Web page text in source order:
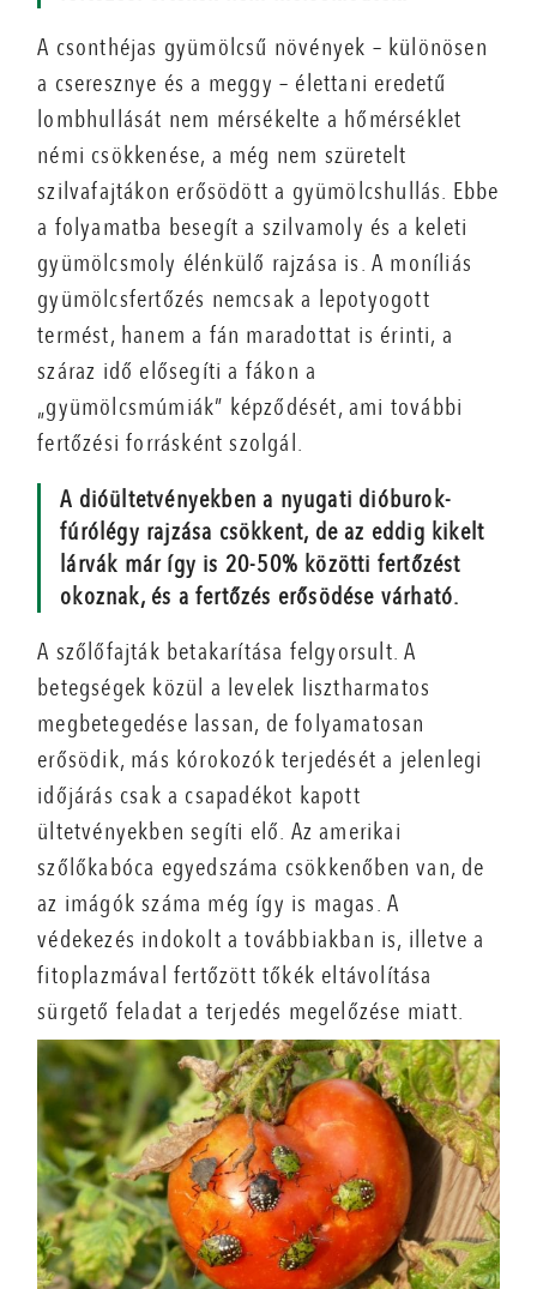
A csonthéjas gyümölcsű növények – különösen
a cseresznye és a meggy – élettani eredetű
lombhullását nem mérsékelte a hőmérséklet
némi csökkenése, a még nem szüretelt
szilvafajtákon erősödött a gyümölcshullás. Ebbe
a folyamatba besegít a szilvamoly és a keleti
gyümölcsmoly élénkülő rajzása is. A moníliás
gyümölcsfertőzés nemcsak a lepotyogott
termést, hanem a fán maradottat is érinti, a
száraz idő elősegíti a fákon a
„gyümölcsmúmiák” képződését, ami további
fertőzési forrásként szolgál.
A dióültetvényekben a nyugati dióburok-
fúrólégy rajzása csökkent, de az eddig kikelt
lárvák már így is 20-50% közötti fertőzést
okoznak, és a fertőzés erősödése várható.
A szőlőfajták betakarítása felgyorsult. A
betegségek közül a levelek lisztharmatos
megbetegedése lassan, de folyamatosan
erősödik, más kórokozók terjedését a jelenlegi
időjárás csak a csapadékot kapott
ültetvényekben segíti elő. Az amerikai
szőlőkabóca egyedszáma csökkenőben van, de
az imágók száma még így is magas. A
védekezés indokolt a továbbiakban is, illetve a
fitoplazmával fertőzött tőkék eltávolítása
sürgető feladat a terjedés megelőzése miatt.